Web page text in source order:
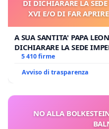
DI DICHIARARE LA
XVI E/O DI FAR
A SUA SANTITA' PAPA
DICHIARARE LA SEDE
E/O DI FAR APRIRE IL
5 410 firme
Avviso di trasparenza
NO ALLA